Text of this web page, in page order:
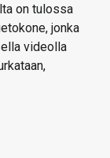
on tulossa
jonka
videolla